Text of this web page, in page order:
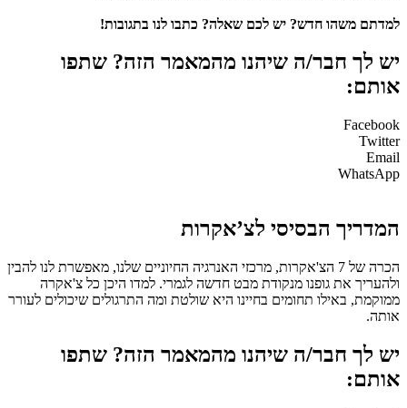
למדתם משהו חדש? יש לכם שאלה? כתבו לנו בתגובות!
יש לך חבר/ה שיהנו מהמאמר הזה? שתפו
אותם:
Facebook
Twitter
Email
WhatsApp
המדריך הבסיסי לצ’אקרות
הכרה של 7 הצ'אקרות, מרכזי האנרגיה החיוניים שלנו, מאפשרת לנו להבין
ולהעריך את גופנו מנקודת מבט חדשה לגמרי. למדו היכן כל צ'אקרה
ממוקמת, באילו תחומים בחיינו היא שולטת ומה התרגולים שיכולים לעורר
אותה.
יש לך חבר/ה שיהנו מהמאמר הזה? שתפו
אותם: